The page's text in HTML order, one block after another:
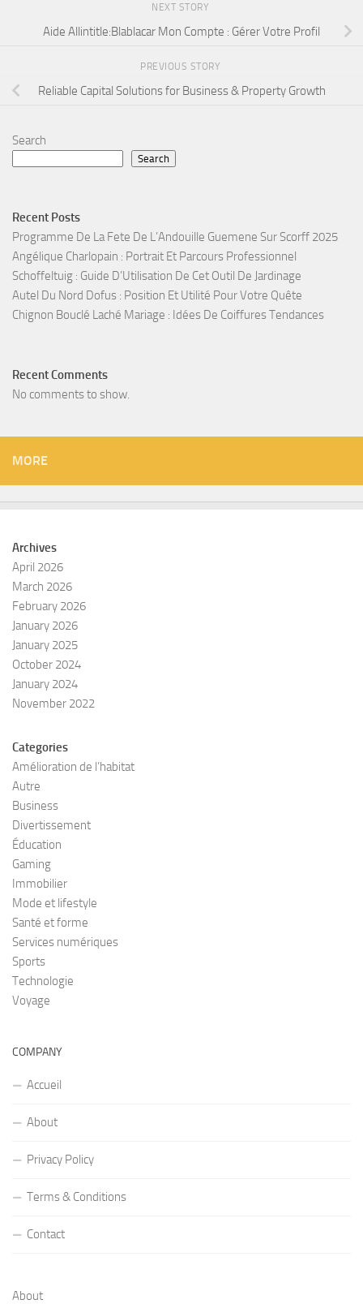
NEXT STORY
Aide Allintitle:Blablacar Mon Compte : Gérer Votre Profil
PREVIOUS STORY
Reliable Capital Solutions for Business & Property Growth
Search
Search
Recent Posts
Programme De La Fete De L’Andouille Guemene Sur Scorff 2025
Angélique Charlopain : Portrait Et Parcours Professionnel
Schoffeltuig : Guide D’Utilisation De Cet Outil De Jardinage
Autel Du Nord Dofus : Position Et Utilité Pour Votre Quête
Chignon Bouclé Laché Mariage : Idées De Coiffures Tendances
Recent Comments
No comments to show.
MORE
Archives
April 2026
March 2026
February 2026
January 2026
January 2025
October 2024
January 2024
November 2022
Categories
Amélioration de l’habitat
Autre
Business
Divertissement
Éducation
Gaming
Immobilier
Mode et lifestyle
Santé et forme
Services numériques
Sports
Technologie
Voyage
COMPANY
Accueil
About
Privacy Policy
Terms & Conditions
Contact
About